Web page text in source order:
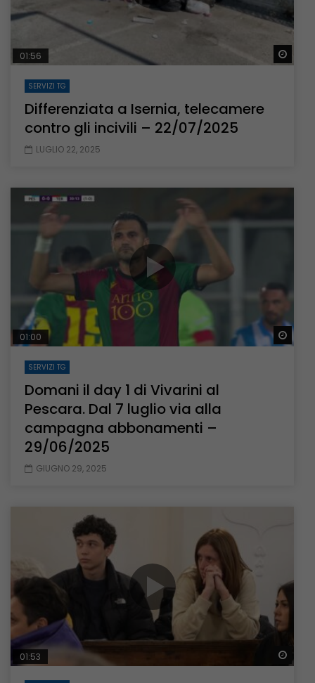
01:56
SERVIZI TG
Differenziata a Isernia, telecamere
contro gli incivili – 22/07/2025
LUGLIO 22, 2025
01:00
SERVIZI TG
Domani il day 1 di Vivarini al
Pescara. Dal 7 luglio via alla
campagna abbonamenti –
29/06/2025
GIUGNO 29, 2025
01:53